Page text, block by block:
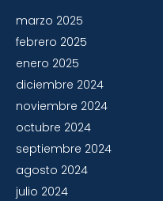
marzo 2025
febrero 2025
enero 2025
diciembre 2024
noviembre 2024
octubre 2024
septiembre 2024
agosto 2024
julio 2024